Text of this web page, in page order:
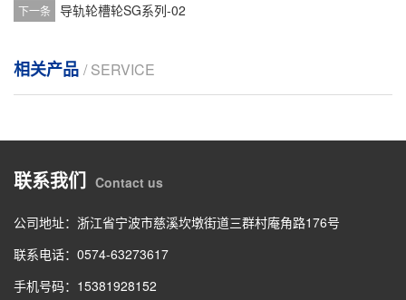
下一条 导轨轮槽轮SG系列-02
相关产品 / SERVICE
联系我们 Contact us
公司地址：浙江省宁波市慈溪坎墩街道三群村庵角路176号
联系电话：0574-63273617
手机号码：15381928152